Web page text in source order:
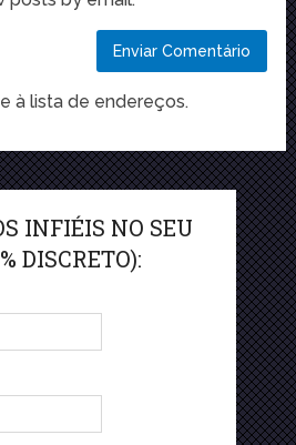
à lista de endereços.
INFIÉIS NO SEU
DISCRETO):